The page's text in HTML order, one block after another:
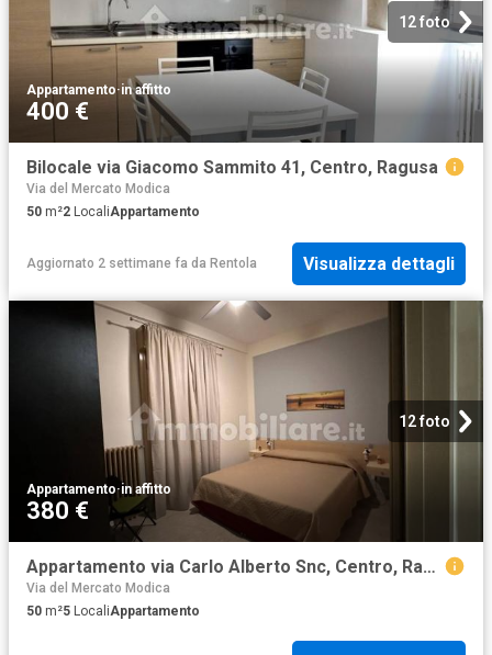
12 foto
Appartamento·in affitto
400 €
Bilocale via Giacomo Sammito 41, Centro, Ragusa
Via del Mercato Modica
50 m²2 LocaliAppartamento
Aggiornato 2 settimane fa da Rentola Visualizza dettagli
12 foto
Appartamento·in affitto
380 €
Appartamento via Carlo Alberto Snc, Centro, Ragusa
Via del Mercato Modica
50 m²5 LocaliAppartamento